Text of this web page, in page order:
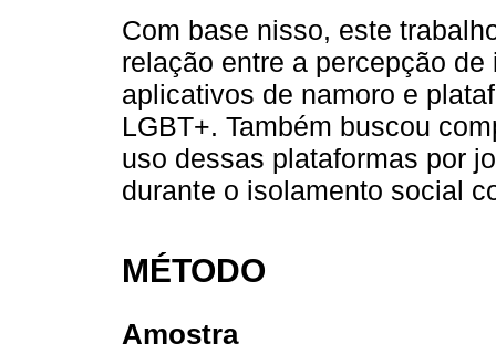
Com base nisso, este
relação entre a percepção
aplicativos de namoro e
LGBT+. Também buscou
uso dessas plataformas por
durante o isolamento social
MÉTODO
Amostra